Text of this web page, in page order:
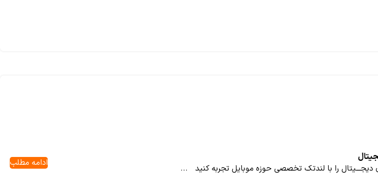
دیجـــیتال را با لندتک تخصصی حوزه موبایل تجربه کنید ... ادامه مطلب